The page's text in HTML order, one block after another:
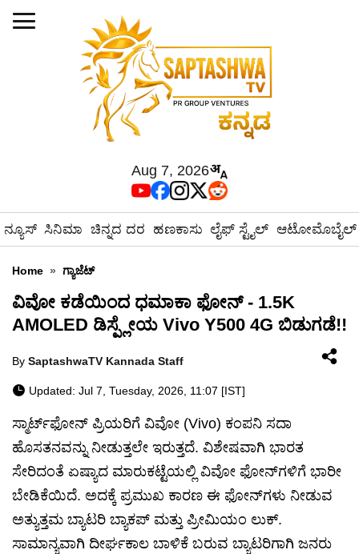
Aug 7, 2026
ನ್ಯೂಸ್ ಸಿನಿಮಾ ಚಿನ್ನದ ದರ ಹಣಕಾಸು ಲೈಫ್ ಸ್ಟೈಲ್ ಆಟೋಮೊಬೈಲ್
Home » ಗ್ಯಾಜೆಟ್
ವಿವೋ ಕಡೆಯಿಂದ ಧಮಾಕಾ ಫೋನ್ - 1.5K
AMOLED ಡಿಸ್ಪ್ಲೇಯ Vivo Y500 4G ಬಿಡುಗಡೆ!!
By SaptashwaTV Kannada Staff
Updated: Jul 7, Tuesday, 2026, 11:07 [IST]
ಸ್ಮಾರ್ಟ್‌ಫೋನ್ ಪ್ರಿಯರಿಗೆ ವಿವೋ (Vivo) ಕಂಪನಿ ಸದಾ
ಹೊಸತನವನ್ನು ನೀಡುತ್ತಲೇ ಇರುತ್ತದೆ. ವಿಶೇಷವಾಗಿ ಭಾರತ
ಸೇರಿದಂತೆ ಏಷ್ಯಾದ ಮಾರುಕಟ್ಟೆಯಲ್ಲಿ ವಿವೋ ಫೋನ್‌ಗಳಿಗೆ ಭಾರೀ
ಬೇಡಿಕೆಯಿದೆ. ಅದಕ್ಕೆ ಪ್ರಮುಖ ಕಾರಣ ಈ ಫೋನ್‌ಗಳು ನೀಡುವ
ಅತ್ಯುತ್ತಮ ಬ್ಯಾಟರಿ ಬ್ಯಾಕಪ್ ಮತ್ತು ಪ್ರೀಮಿಯಂ ಲುಕ್.
ಸಾಮಾನ್ಯವಾಗಿ ದೀರ್ಘಕಾಲ ಬಾಳಿಕೆ ಬರುವ ಬ್ಯಾಟರಿಗಾಗಿ ಜನರು